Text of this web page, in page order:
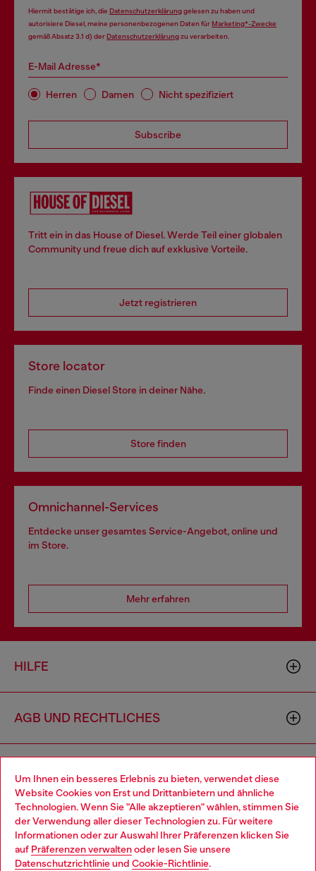
Um Ihnen ein besseres Erlebnis zu bieten, verwendet diese
Website Cookies von Erst und Drittanbietern und ähnliche
Technologien. Wenn Sie "Alle akzeptieren" wählen, stimmen Sie
der Verwendung aller dieser Technologien zu. Für weitere
Informationen oder zur Auswahl Ihrer Präferenzen klicken Sie
auf Präferenzen verwaltenoder lesen Sie unsere
Datenschutzrichtlinieund Cookie-Richtlinie.
Hiermit bestätige ich, die Datenschutzerklärunggelesen zu haben und
autorisiere Diesel, meine personenbezogenen Daten fürMarketing*-Zwecke
gemäß Absatz 3.1 d) derDatenschutzerklärungzu verarbeiten.
E-Mail Adresse*
Herren Damen Nicht spezifiziert
Subscribe
Tritt ein in das House of Diesel. Werde Teil einer globalen
Community und freue dich auf exklusive Vorteile.
Jetzt registrieren
Store locator
Finde einen Diesel Store in deiner Nähe.
Store finden
Omnichannel-Services
Entdecke unser gesamtes Service-Angebot, online und
im Store.
Mehr erfahren
HILFE
AGB UND RECHTLICHES
CORPORATE
Choose your location
You are currently browsing Deutschland website, but it seems